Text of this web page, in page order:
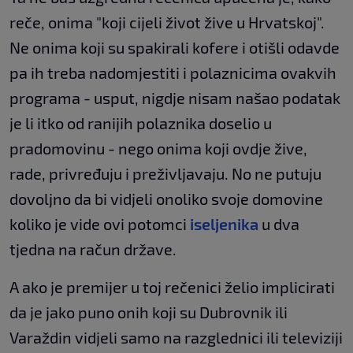
reče, onima "koji cijeli život žive u Hrvatskoj".
Ne onima koji su spakirali kofere i otišli odavde
pa ih treba nadomjestiti i polaznicima ovakvih
programa - usput, nigdje nisam našao podatak
je li itko od ranijih polaznika doselio u
pradomovinu - nego onima koji ovdje žive,
rade, privređuju i preživljavaju. No ne putuju
dovoljno da bi vidjeli onoliko svoje domovine
koliko je vide ovi potomci iseljenika u dva
tjedna na račun države.
A ako je premijer u toj rečenici želio implicirati
da je jako puno onih koji su Dubrovnik ili
Varaždin vidjeli samo na razglednici ili televiziji